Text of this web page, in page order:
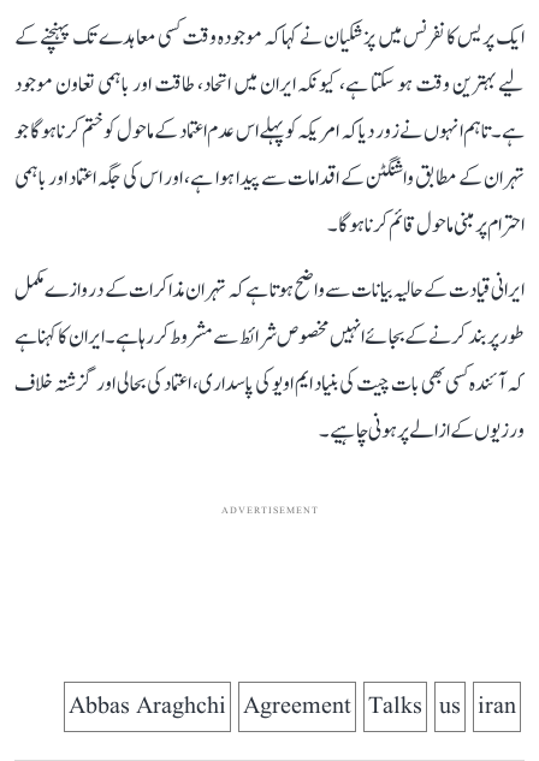
ایک پریس کانفرنس میں پزشکیان نے کہا کہ موجودہ وقت کسی معاہدے تک پہنچنے کے
لیے بہترین وقت ہو سکتا ہے، کیونکہ ایران میں اتحاد، طاقت اور باہمی تعاون موجود
ہے۔ تاہم انہوں نے زور دیا کہ امریکہ کو پہلے اس عدم اعتماد کے ماحول کو ختم کرنا ہوگا جو
تہران کے مطابق واشنگٹن کے اقدامات سے پیدا ہوا ہے، اور اس کی جگہ اعتماد اور باہمی
احترام پر مبنی ماحول قائم کرنا ہوگا۔
ایرانی قیادت کے حالیہ بیانات سے واضح ہوتا ہے کہ تہران مذاکرات کے دروازے مکمل
طور پر بند کرنے کے بجائے انہیں مخصوص شرائط سے مشروط کر رہا ہے۔ ایران کا کہنا ہے
کہ آئندہ کسی بھی بات چیت کی بنیاد ایم او یو کی پاسداری، اعتماد کی بحالی اور گزشتہ خلاف
ورزیوں کے ازالے پر ہونی چاہیے۔
ADVERTISEMENT
iran
us
Talks
Agreement
Abbas Araghchi